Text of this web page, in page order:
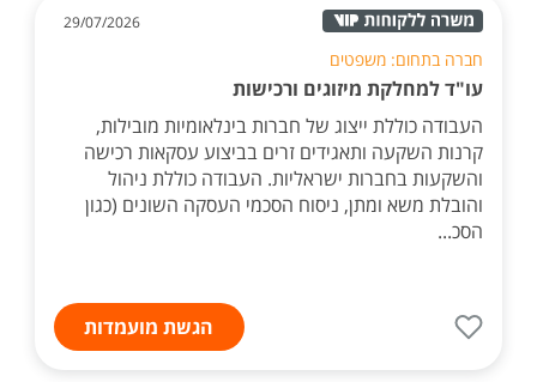
29/07/2026
חברה בתחום: משפטים
עו"ד למחלקת מיזוגים ורכישות
העבודה כוללת ייצוג של חברות בינלאומיות מובילות,
קרנות השקעה ותאגידים זרים בביצוע עסקאות רכישה
והשקעות בחברות ישראליות. העבודה כוללת ניהול
והובלת משא ומתן, ניסוח הסכמי העסקה השונים (כגון
הסכ...
הגשת מועמדות